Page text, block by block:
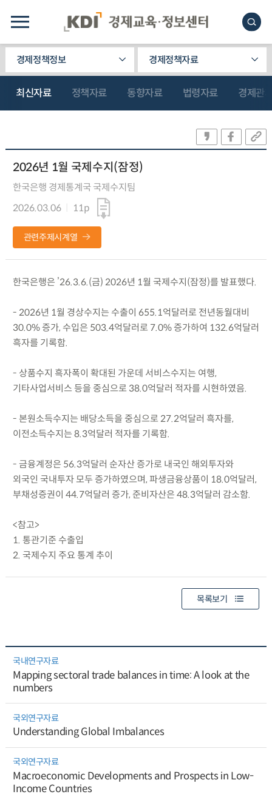
경제정책정보 경제정책자료
최신자료 정책자료 동향자료 법령자료 경제관
2026년 1월 국제수지(잠정)
한국은행 경제통계국 국제수지팀
2026.03.06
11p
관련주제시계열
한국은행은 ’26.3.6.(금) 2026년 1월 국제수지(잠정)를 발표했다.
- 2026년 1월 경상수지는 수출이 655.1억달러로 전년동월대비
30.0% 증가, 수입은 503.4억달러로 7.0% 증가하여 132.6억달러
흑자를 기록함.
- 상품수지 흑자폭이 확대된 가운데 서비스수지는 여행,
기타사업서비스 등을 중심으로 38.0억달러 적자를 시현하였음.
- 본원소득수지는 배당소득을 중심으로 27.2억달러 흑자를,
이전소득수지는 8.3억달러 적자를 기록함.
- 금융계정은 56.3억달러 순자산 증가로 내국인 해외투자와
외국인 국내투자 모두 증가하였으며, 파생금융상품이 18.0억달러,
부채성증권이 44.7억달러 증가, 준비자산은 48.3억달러 감소함.
<참고>
1. 통관기준 수출입
2. 국제수지 주요 통계 추이
목록보기
국내연구자료
Mapping sectoral trade balances in time: A look at the
numbers
국외연구자료
Understanding Global Imbalances
국외연구자료
Macroeconomic Developments and Prospects in Low-
Income Countries